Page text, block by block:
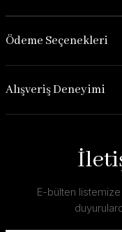
Ödeme Seçenekleri
Alışveriş Deneyimi
E-bülten